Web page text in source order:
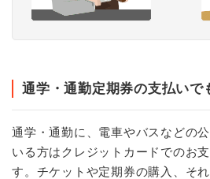
通学・通勤定期券の支払いで
通学・通勤に、電車やバスなどの
いる方はクレジットカードでのお
す。チケットや定期券の購入、そ